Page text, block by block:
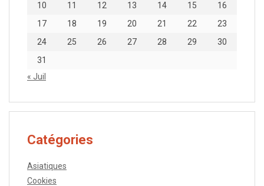
10
11 12 13 14 15
16
17
18 19 20 21 22
23
24
25 26 27 28 29
30
31
« Juil
Catégories
Asiatiques
Cookies